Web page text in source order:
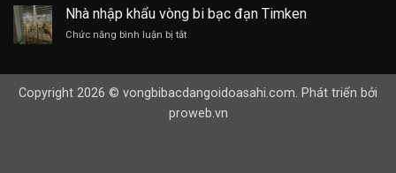
304
BI
KIM
ĐŨA
Nhà nhập khẩu vòng bi bạc đạn Timken
Chức năng bình luận bị tắtở
vòng
bi
Copyright 2026 © vongbibacdangoidoasahi.com. Phát triển bởi
proweb.vn